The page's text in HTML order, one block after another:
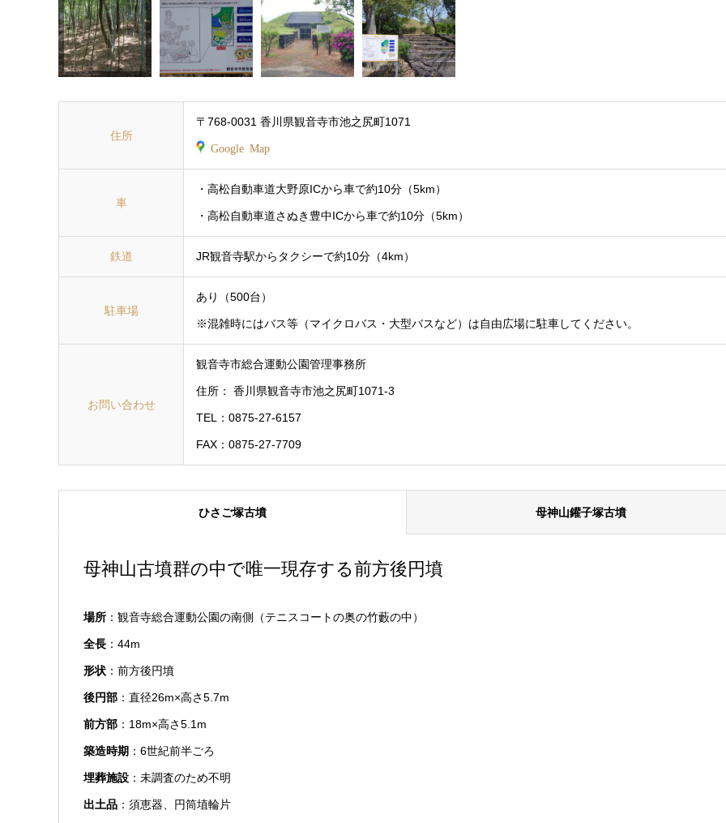
住所
〒768-0031 香川県観音寺市池之尻町1071
Google Map
車
・高松自動車道大野原ICから車で約10分（5km）
・高松自動車道さぬき豊中ICから車で約10分（5km）
鉄道 JR観音寺駅からタクシーで約10分（4km）
駐車場
あり（500台）
※混雑時にはバス等（マイクロバス・大型バスなど）は自由広場に駐車してください。
お問い合わせ
観音寺市総合運動公園管理事務所
住所： 香川県観音寺市池之尻町1071-3
TEL：0875-27-6157
FAX：0875-27-7709
ひさご塚古墳 母神山鑵子塚古墳
母神山古墳群の中で唯一現存する前方後円墳
場所 ：観音寺総合運動公園の南側（テニスコートの奥の竹藪の中）
全長 ：44m
形状 ：前方後円墳
後円部 ：直径26m×高さ5.7m
前方部 ：18m×高さ5.1m
築造時期 ：6世紀前半ごろ
埋葬施設 ：未調査のため不明
出土品 ：須恵器、円筒埴輪片